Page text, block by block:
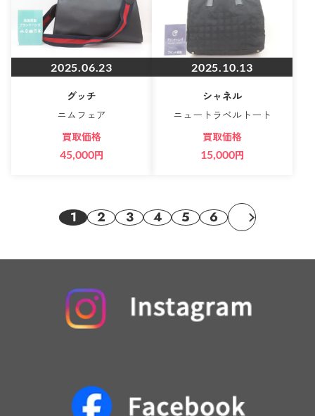
2025.06.23
グッチ
ニムフェア
買取価格
45,000円
2025.10.13
シャネル
ニュートラベルトート
買取価格
15,000円
1 2 3 4 5 6